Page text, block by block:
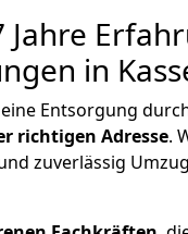
in
Entsorgung
richtigen Adresse.
zuverlässig